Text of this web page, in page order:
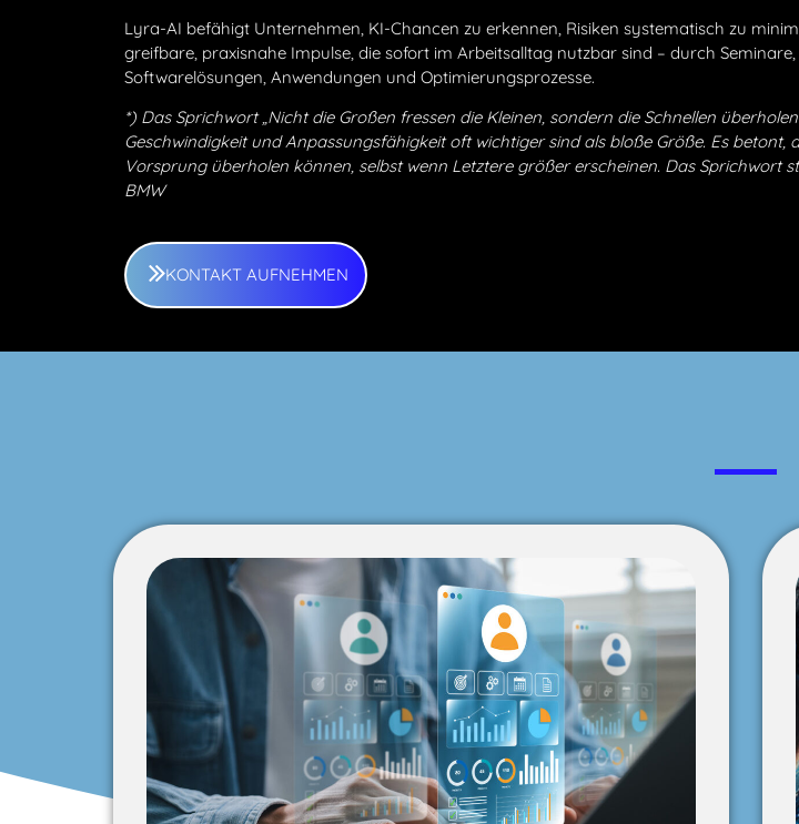
Lyra-AI befähigt Unternehmen, KI-Chancen zu erkennen, Risiken systematisch zu
greifbare, praxisnahe Impulse, die sofort im Arbeitsalltag nutzbar sind – durch
Softwarelösungen, Anwendungen und Optimierungsprozesse.
*) Das Sprichwort „Nicht die Großen fressen die Kleinen, sondern die Schnellen
Geschwindigkeit und Anpassungsfähigkeit oft wichtiger sind als bloße Größe. Es
Vorsprung überholen können, selbst wenn Letztere größer erscheinen. Das
BMW
KONTAKT AUFNEHMEN